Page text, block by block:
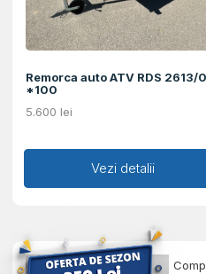
Remorca auto ATV RDS 2613/
*100
5.600 lei
Adaugă în coș
Vezi detalii